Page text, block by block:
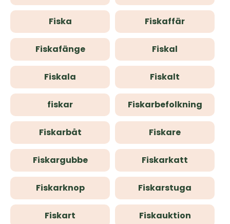
Fiska Fiskaffär
Fiskafänge Fiskal
Fiskala Fiskalt
fiskar Fiskarbefolkning
Fiskarbåt Fiskare
Fiskargubbe Fiskarkatt
Fiskarknop Fiskarstuga
Fiskart Fiskauktion